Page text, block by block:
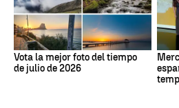
Vota la mejor foto del tiempo
de julio de 2026